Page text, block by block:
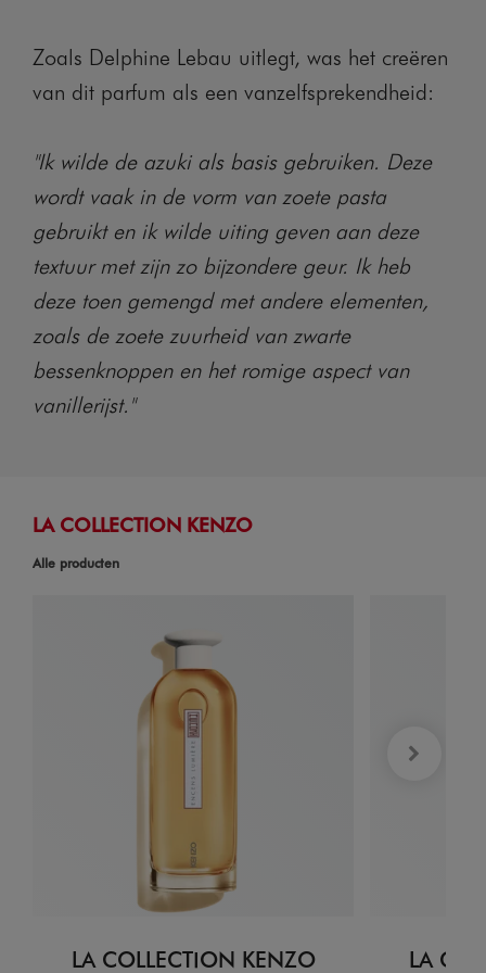
Zoals Delphine Lebau uitlegt, was het creëren
van dit parfum als een vanzelfsprekendheid:
"Ik wilde de azuki als basis gebruiken. Deze
wordt vaak in de vorm van zoete pasta
gebruikt en ik wilde uiting geven aan deze
textuur met zijn zo bijzondere geur. Ik heb
deze toen gemengd met andere elementen,
zoals de zoete zuurheid van zwarte
bessenknoppen en het romige aspect van
vanillerijst."
LA COLLECTION KENZO
Alle producten
LA COLLECTION KENZO LA